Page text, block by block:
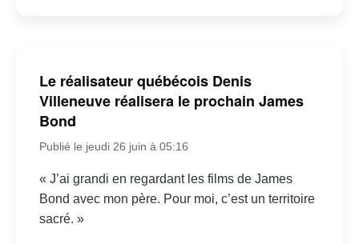
Le réalisateur québécois Denis
Villeneuve réalisera le prochain James
Bond
Publié le jeudi 26 juin à 05:16
« J’ai grandi en regardant les films de James
Bond avec mon père. Pour moi, c’est un territoire
sacré. »